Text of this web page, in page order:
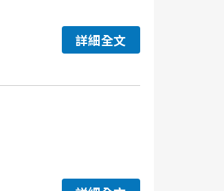
詳細全文